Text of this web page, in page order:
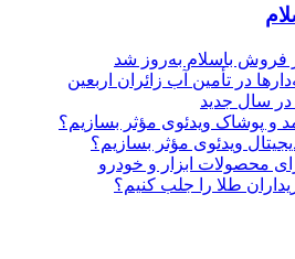
باسلام به‌روز شد
در تأمین آب زائران اربعین
و پوشاک ویدئوی مؤثر بسازیم؟
ویدئوی مؤثر بسازیم؟
محصولات ابزار و خودرو
طلا را جلب کنیم؟